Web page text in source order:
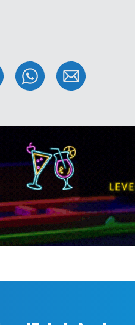
pasākuma sapratām, ka
16.00 Fantadromā
klausījās dažādu
vingrinājumus un
galvā, kas neļauj pelnīt